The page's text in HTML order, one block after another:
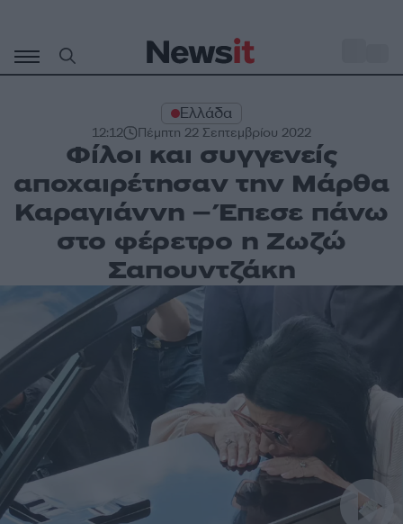
περιεχόμενο
Ελλάδα
12:12 Πέμπτη 22 Σεπτεμβρίου 2022
Φίλοι και συγγενείς
αποχαιρέτησαν την Μάρθα
Καραγιάννη – Έπεσε πάνω
στο φέρετρο η Ζωζώ
Σαπουντζάκη